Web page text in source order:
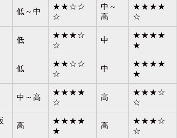
低～中
★★☆☆
☆
中～
高
★★★★
☆
低
★★★☆
☆
中
★★★★
★
低
★★☆☆
☆
中
★★★★
★
中～高
★★★★
☆
高
★★★☆
☆
高
★★★★
★
高
★★★☆
☆